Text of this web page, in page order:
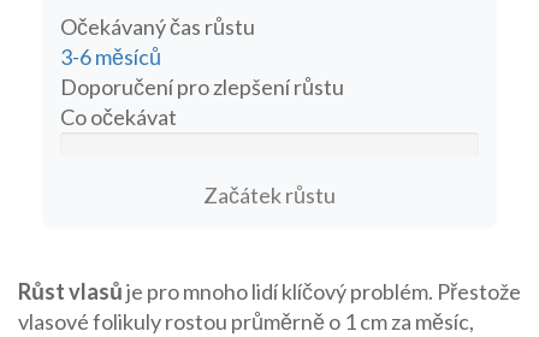
Očekávaný čas růstu
3-6 měsíců
Doporučení pro zlepšení růstu
Co očekávat
Začátek růstu
Růst vlasůje pro mnoho lidí klíčový problém. Přestože
vlasové folikuly rostou průměrně o 1 cm za měsíc,